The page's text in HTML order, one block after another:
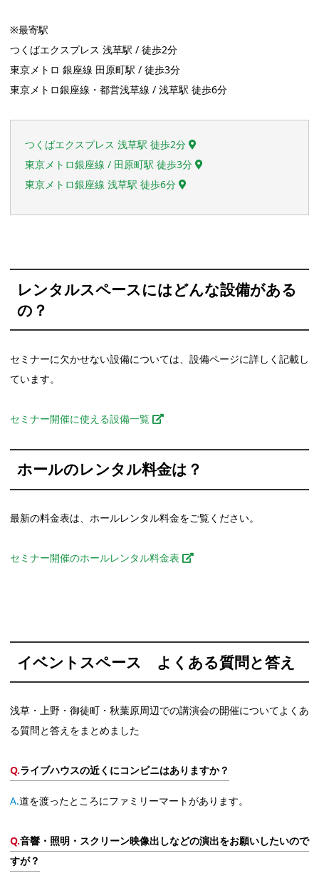
※最寄駅
つくばエクスプレス 浅草駅 / 徒歩2分
東京メトロ 銀座線 田原町駅 / 徒歩3分
東京メトロ銀座線・都営浅草線 / 浅草駅 徒歩6分
つくばエクスプレス 浅草駅 徒歩2分
東京メトロ銀座線 / 田原町駅 徒歩3分
東京メトロ銀座線 浅草駅 徒歩6分
レンタルスペースにはどんな設備がある
の？
セミナーに欠かせない設備については、設備ページに詳しく記載し
ています。
セミナー開催に使える設備一覧
ホールのレンタル料金は？
最新の料金表は、ホールレンタル料金をご覧ください。
セミナー開催のホールレンタル料金表
イベントスペース よくある質問と答え
浅草・上野・御徒町・秋葉原周辺での講演会の開催についてよくあ
る質問と答えをまとめました
ライブハウスの近くにコンビニはありますか？
道を渡ったところにファミリーマートがあります。
音響・照明・スクリーン映像出しなどの演出をお願いしたいので
すが？